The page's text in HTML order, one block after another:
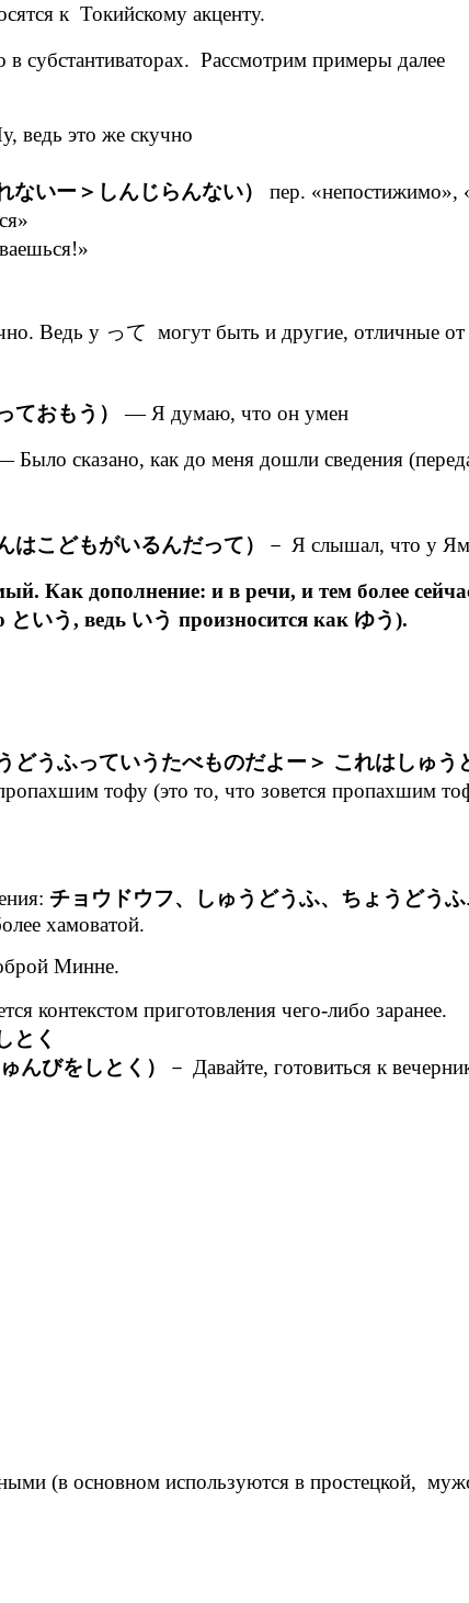
к Токийскому акценту.
субстантиваторах. Рассмотрим примеры далее
ведь это же скучно
ー＞しんじらんない）
пер. «непостижимо»,
Ведь у って могут быть и другие, отличные
おもう）
— Я думаю, что он умен
Было сказано, как до меня дошли сведения
こどもがいるんだって）
－ Я слышал, что у
дополнение: и в речи, и тем более
いう, ведь いう произносится как ゆう).
うふっていうたべものだよー＞ これはしゅ
тофу (это то, что зовется пропахшим
チョウドウフ、しゅうどうふ、ちょうどうふ
хамоватой.
Минне.
контекстом приготовления чего-либо заранее.
とく
んびをしとく）
－ Давайте, готовиться к
(в основном используются в простецкой,